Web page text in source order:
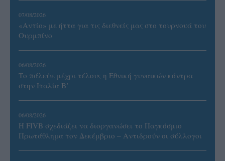
07/08/2026
«Αντίο» με ήττα για τις διεθνείς μας στο τουρνουά του
Ουρμπίνο
06/08/2026
Το πάλεψε μέχρι τέλους η Εθνική γυναικών κόντρα
στην Ιταλία Β’
06/08/2026
Η FIVB σχεδιάζει να διοργανώσει το Παγκόσμιο
Πρωτάθλημα τον Δεκέμβριο – Αντιδρούν οι σύλλογοι